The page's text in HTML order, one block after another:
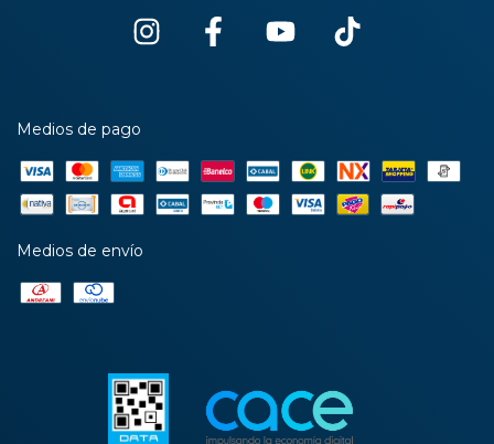
Medios de pago
Medios de envío